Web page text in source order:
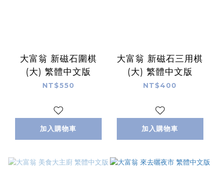
大富翁 新磁石圍棋
(大) 繁體中文版
NT$550
加入購物車
大富翁 新磁石三用棋
(大) 繁體中文版
NT$400
加入購物車